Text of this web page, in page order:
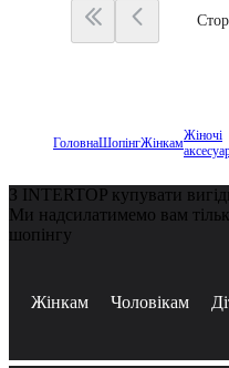
ГоловнаШопінгЖінкамЖіночі
З INTERTOP купувати
Ми надсилатимемо вам
шопінгу
Жінкам Чоловікам